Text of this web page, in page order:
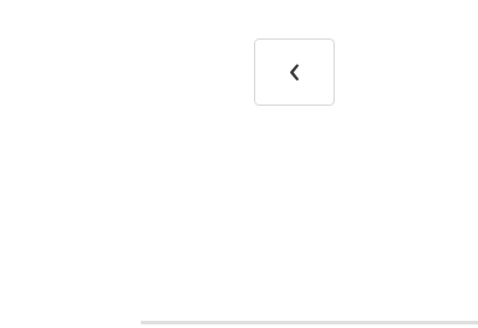
Pagination
Previous
‹